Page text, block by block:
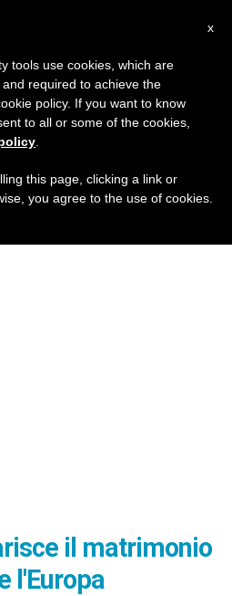
il matrimonio
l'Europa
x
tools use cookies, which are
required to achieve the
policy. If you want to know
to all or some of the cookies,
this page, clicking a link or
you agree to the use of cookies.